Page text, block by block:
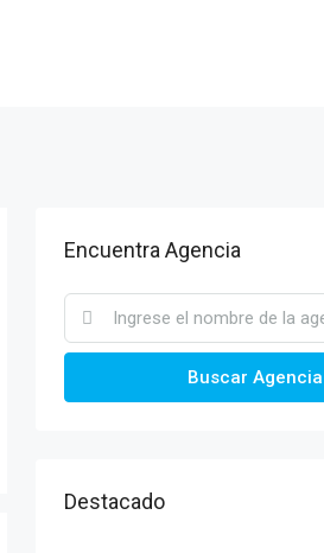
Encuentra Agencia
Buscar Agencia
Destacado